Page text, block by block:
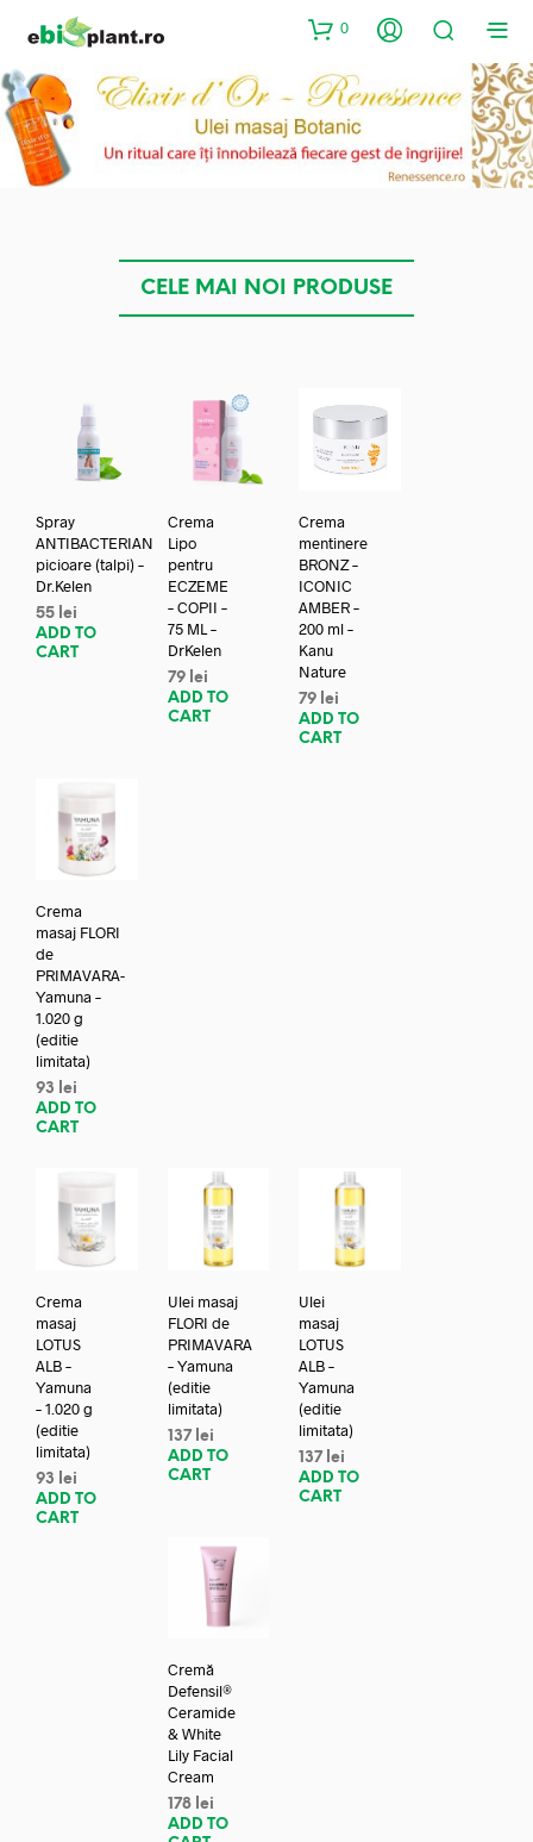
0
CELE MAI NOI PRODUSE
Spray
ANTIBACTERIAN
picioare (talpi) –
Dr.Kelen
55 lei
ADD TO
CART
Crema
Lipo
pentru
ECZEME
– COPII –
75 ML –
DrKelen
79 lei
ADD TO
CART
Crema
mentinere
BRONZ –
ICONIC
AMBER –
200 ml –
Kanu
Nature
79 lei
ADD TO
CART
Crema
masaj FLORI
de
PRIMAVARA-
Yamuna –
1.020 g
(editie
limitata)
93
lei
ADD TO
CART
Crema
masaj
LOTUS
ALB –
Yamuna
– 1.020 g
(editie
limitata)
93
lei
ADD TO
CART
Ulei masaj
FLORI de
PRIMAVARA
– Yamuna
(editie
limitata)
137 lei
ADD TO
CART
Ulei
masaj
LOTUS
ALB –
Yamuna
(editie
limitata)
137 lei
ADD TO
CART
Cremă
Defensil®
Ceramide
& White
Lily Facial
Cream
178 lei
ADD TO